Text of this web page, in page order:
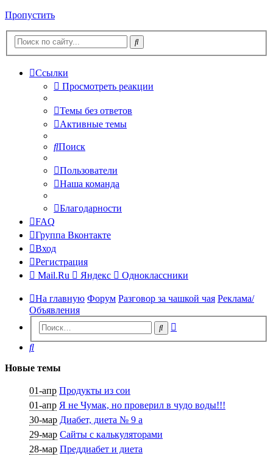
Пропустить
Ссылки
Просмотреть реакции
Темы без ответов
Активные темы
Поиск
Пользователи
Наша команда
Благодарности
FAQ
Группа Вконтакте
Вход
Регистрация
Mail.Ru
Яндекс Одноклассники
На главную Форум Разговор за чашкой чая Реклама/
Объявления
Поиск
Поиск
Новые темы
01-апр Продукты из сои
01-апр Я не Чумак, но проверил в чудо воды!!!
30-мар Диабет, диета № 9 а
29-мар Сайты с калькуляторами
28-мар Преддиабет и диета